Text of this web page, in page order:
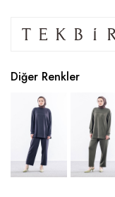
Diğer Renkler